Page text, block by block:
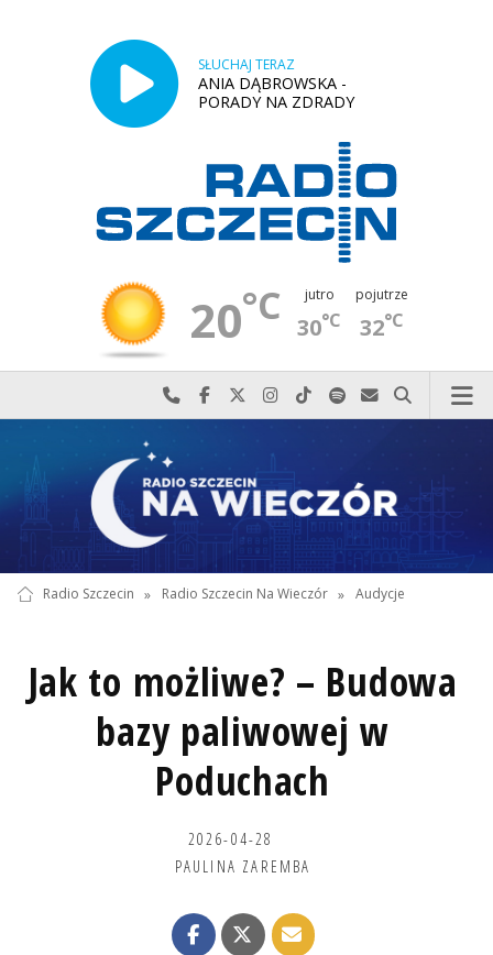
SŁUCHAJ TERAZ
ANIA DĄBROWSKA -
PORADY NA ZDRADY
20°C jutro
30°C
pojutrze
32°C
Najlepiej po prostu do nas zadzwoń
Odwiedź nas na Facebook-u
Odwiedź nas na X
Odwiedź nas na Instagram-ie
Odwiedź nas na TikTok-u
Szukaj nas na Spotify
Wyślij do nas
Szukaj
Radio Szczecin » Radio Szczecin Na Wieczór » Audycje
Jak to możliwe? – Budowa
bazy paliwowej w
Poduchach
2026-04-28
PAULINA ZAREMBA